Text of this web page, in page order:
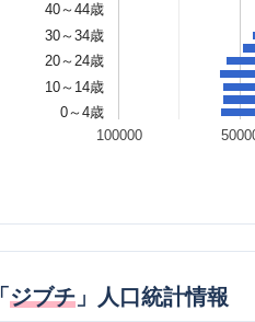
100000
0～4歳
10～14歳
20～24歳
30～34歳
40～44歳
「ジブチ」人口統計情報